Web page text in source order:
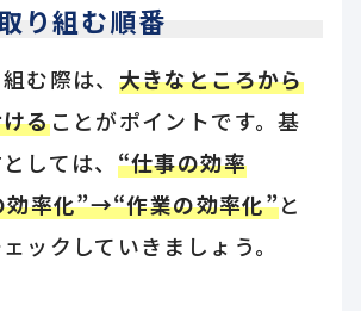
り組む順番
む際は、 大きなところから
ることがポイントです。基
しては、 “仕事の効率
率化”→“作業の効率化”と
ックしていきましょう。